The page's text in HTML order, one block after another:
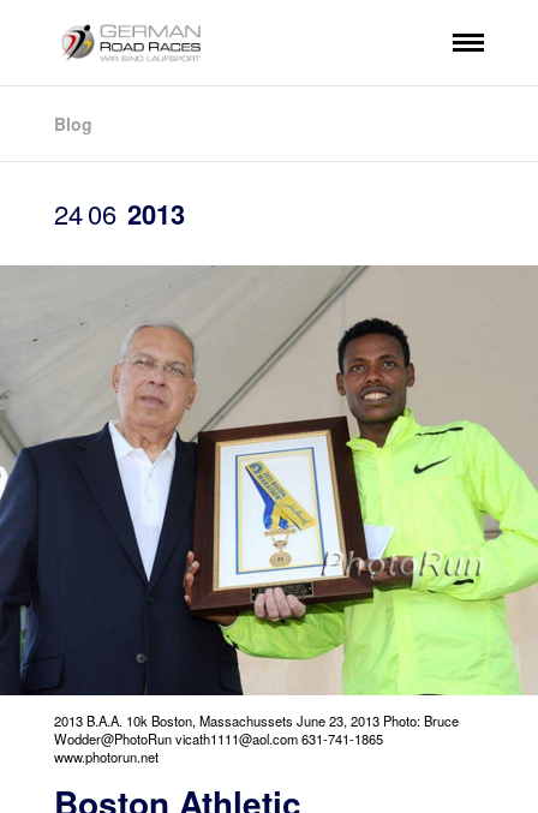
Blog
2406 2013
2013 B.A.A. 10k Boston, Massachussets June 23, 2013 Photo: Bruce
Wodder@PhotoRun vicath1111@aol.com 631-741-1865
www.photorun.net
Boston Athletic